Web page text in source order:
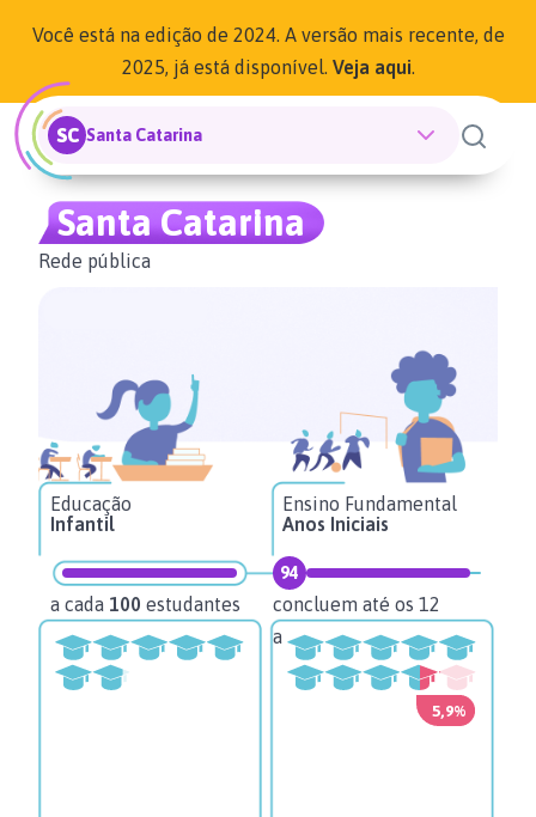
Você está na edição de 2024. A versão mais recente, de
2025, já está disponível. Veja aqui.
SC Santa Catarina
Santa Catarina
Rede pública
Educação
Infantil
Ensino Fundamental
Anos Iniciais
a cada 100 estudantes
94
concluem até os 12
anos
5,9%